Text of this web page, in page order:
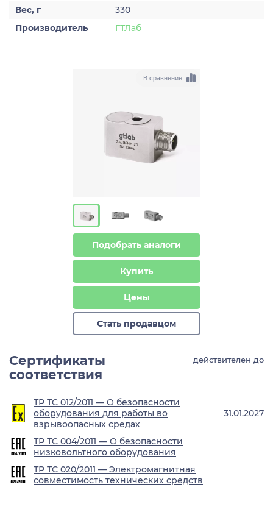
Вес, г
330
Производитель
ГТЛаб
В сравнение
Подобрать аналоги
Купить
Цены
Стать продавцом
Сертификаты
соответствия
действителен до
ТР ТС 012/2011 — О безопасности
оборудования для работы во
взрывоопасных средах
31.01.2027
ТР ТС 004/2011 — О безопасности
низковольтного оборудования
ТР ТС 020/2011 — Электромагнитная
совместимость технических средств